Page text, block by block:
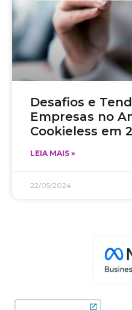
Desafios e
Empresas no
Cookieless em
LEIA MAIS »
22/05/2024